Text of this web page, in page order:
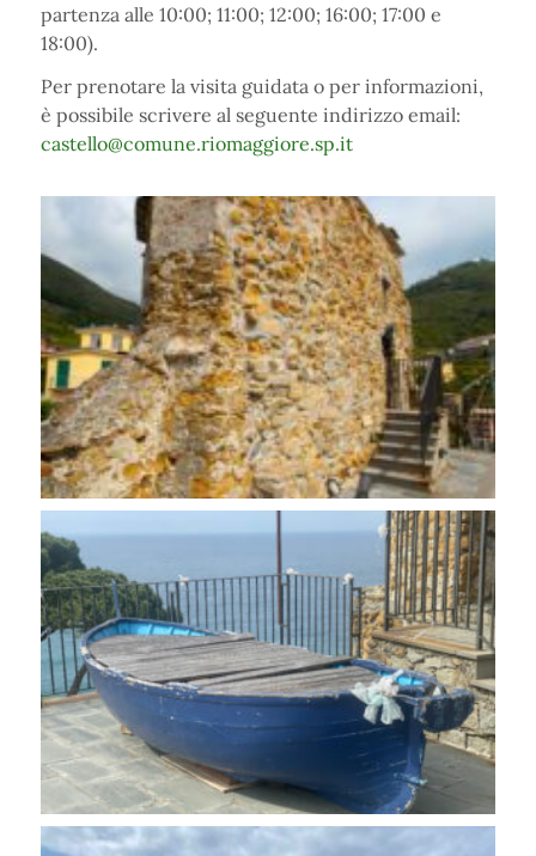
partenza alle 10:00; 11:00; 12:00; 16:00; 17:00 e
18:00).
Per prenotare la visita guidata o per informazioni,
è possibile scrivere al seguente indirizzo email:
castello@comune.riomaggiore.sp.it